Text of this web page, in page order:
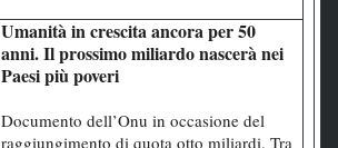
Umanità in crescita ancora per 50
anni. Il prossimo miliardo nascerà nei
Paesi più poveri
Documento dell’Onu in occasione del
raggiungimento di quota otto miliardi. Tra